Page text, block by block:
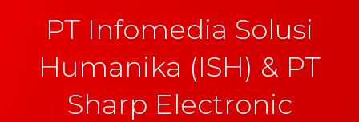
PT Infomedia Solusi
Humanika (ISH) & PT
Sharp Electronic